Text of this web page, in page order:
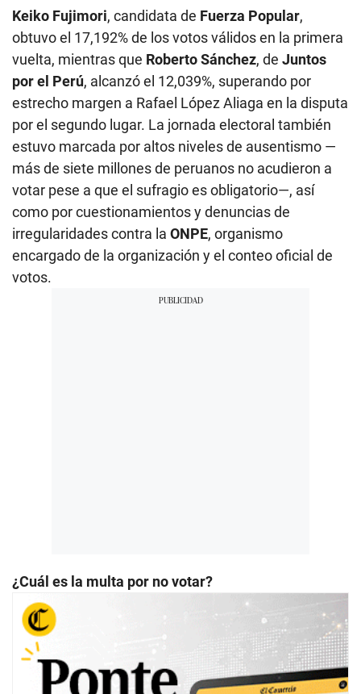
Keiko Fujimori, candidata de Fuerza Popular,
obtuvo el 17,192% de los votos válidos en la primera
vuelta, mientras que Roberto Sánchez, de Juntos
por el Perú, alcanzó el 12,039%, superando por
estrecho margen a Rafael López Aliaga en la disputa
por el segundo lugar. La jornada electoral también
estuvo marcada por altos niveles de ausentismo —
más de siete millones de peruanos no acudieron a
votar pese a que el sufragio es obligatorio—, así
como por cuestionamientos y denuncias de
irregularidades contra la ONPE, organismo
encargado de la organización y el conteo oficial de
votos.
¿Cuál es la multa por no votar?